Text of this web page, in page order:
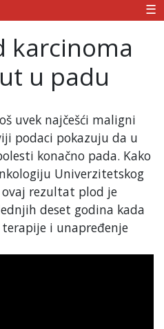
☰
karcinoma
u padu
uvek najčešći maligni
podaci pokazuju da u
konačno pada. Kako
Univerzitetskog
rezultat plod je
deset godina kada
i unapređenje